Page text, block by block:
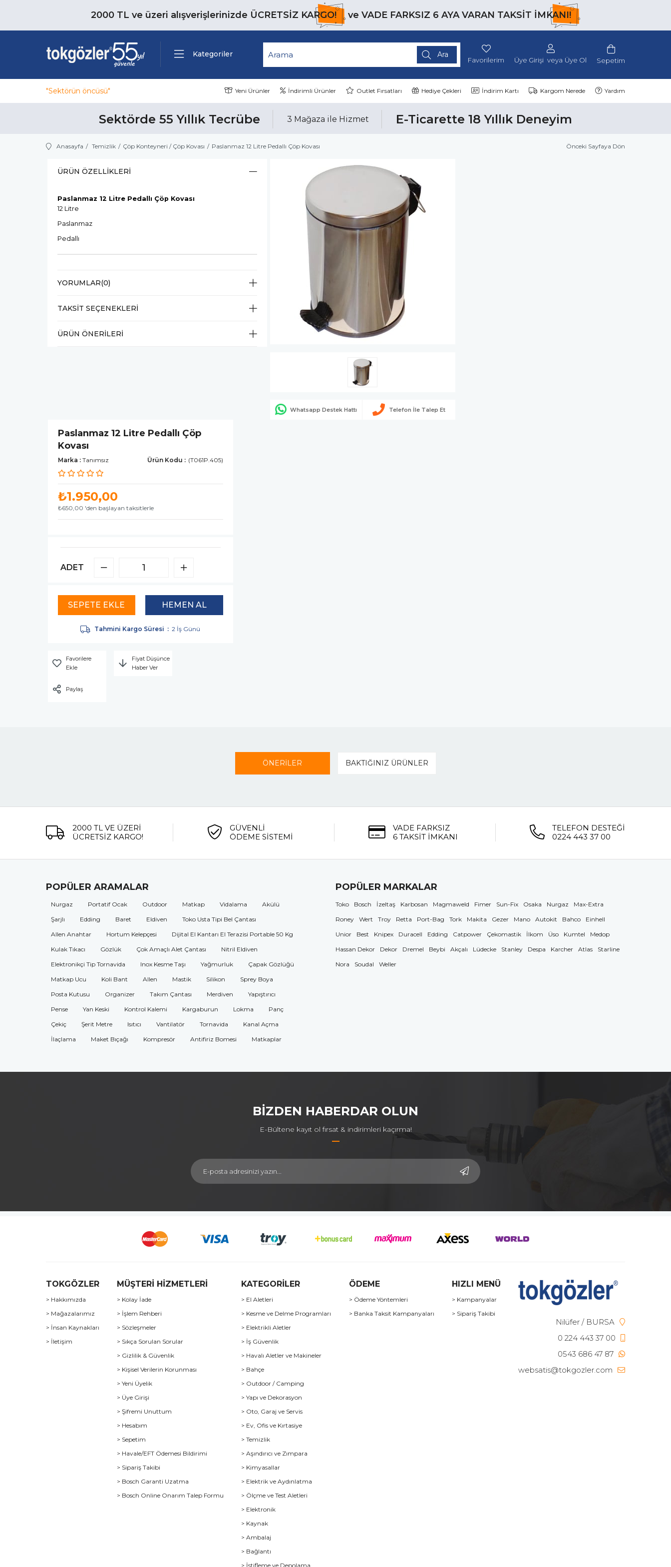
2000 TL ve üzeri alışverişlerinizde ÜCRETSİZ KARGO! ve VADE FARKSIZ 6 AYA VARAN TAKSİT İMKANI!
Kategoriler
Sepetim
Üye Girişi Üye Ol
Favorilerim
"Sektörün öncüsü" Yeni Ürünler İndirimli Ürünler Outlet Fırsatları Hediye Çekleri İndirim Kartı Kargom Nerede Yardım
Sektörde 55 Yıllık Tecrübe 3 Mağaza ile Hizmet E-Ticarette 18 Yıllık Deneyim
Anasayfa Temizlik Çöp Konteyneri / Çöp Kovası Paslanmaz 12 Litre Pedallı Çöp Kovası Önceki Sayfaya Dön
ÜRÜN ÖZELLIKLERI
Paslanmaz 12 Litre Pedallı Çöp Kovası
12 Litre
Paslanmaz
Pedallı
YORUMLAR(0)
TAKSIT SEÇENEKLERI
ÜRÜN ÖNERILERI
Whatsapp Destek Hattı Telefon İle Talep Et
Paslanmaz 12 Litre Pedallı Çöp
Kovası
Marka : Tanımsız (T061P.405)
₺1.950,00
₺650,00 'den başlayan taksitlerle
ADET
Tahmini Kargo Süresi : 2 İş Günü
Favorilere
Ekle
Fiyat Düşünce
Haber Ver
Paylaş
ÖNERİLER BAKTIĞINIZ ÜRÜNLER
2000 TL VE ÜZERİ
ÜCRETSİZ KARGO!
GÜVENLİ
ÖDEME SİSTEMİ
VADE FARKSIZ
6 TAKSİT İMKANI
TELEFON DESTEĞİ
0224 443 37 00
POPÜLER ARAMALAR
Nurgaz Portatif Ocak Outdoor Matkap Vidalama
Akülü
Şarjlı
Edding Baret Eldiven
Toko Usta Tipi Bel Çantası
Allen Anahtar
Hortum Kelepçesi
Dijital El Kantarı El Terazisi Portable 50 Kg
Kulak Tıkacı
Gözlük Çok Amaçlı Alet Çantası
Nitril Eldiven
Elektronikçi Tip Tornavida
Inox Kesme Taşı Yağmurluk
Çapak Gözlüğü
Matkap Ucu
Koli Bant Allen Mastik Silikon
Sprey Boya
Posta Kutusu
Organizer Takım Çantası Merdiven
Yapıştırıcı
Pense
Yan Keski Kontrol Kalemi Kargaburun Lokma
Panç
Çekiç
Şerit Metre Isıtıcı Vantilatör Tornavida
Kanal Açma
İlaçlama
Maket Bıçağı Kompresör Antifiriz Bomesi Matkaplar
POPÜLER MARKALAR
Toko Bosch İzeltaş Karbosan Magmaweld Fimer Sun-Fix Osaka Nurgaz
Max-Extra
Roney
Wert Troy Retta Port-Bag Tork Makita Gezer Mano Autokit Bahco
Einhell
Unior
Best Knipex Duracell Edding Catpower Çekomastik İlkom Üso Kumtel
Medop
Hassan Dekor
Dekor Dremel Beybi Akçalı Lüdecke Stanley Despa Karcher Atlas
Starline
Nora
Soudal Weller
BİZDEN HABERDAR OLUN
E-Bültene kayıt ol fırsat & indirimleri kaçırma!
TOKGÖZLER
> Hakkımızda
> Mağazalarımız
> İnsan Kaynakları
> İletişim
MÜŞTERİ HİZMETLERİ
> Kolay İade
> İşlem Rehberi
> Sözleşmeler
> Sıkça Sorulan Sorular
> Gizlilik & Güvenlik
> Kişisel Verilerin Korunması
> Yeni Üyelik
> Üye Girişi
> Şifremi Unuttum
> Hesabım
> Sepetim
> Havale/EFT Ödemesi Bildirimi
> Sipariş Takibi
> Bosch Garanti Uzatma
> Bosch Online Onarım Talep Formu
KATEGORİLER
> El Aletleri
> Kesme ve Delme Programları
> Elektrikli Aletler
> İş Güvenlik
> Havalı Aletler ve Makineler
> Bahçe
> Outdoor / Camping
> Yapı ve Dekorasyon
> Oto, Garaj ve Servis
> Ev, Ofis ve Kırtasiye
> Temizlik
> Aşındırıcı ve Zımpara
> Kimyasallar
> Elektrik ve Aydınlatma
> Ölçme ve Test Aletleri
> Elektronik
> Kaynak
> Ambalaj
> Bağlantı
> İstifleme ve Depolama
ÖDEME
> Ödeme Yöntemleri
> Banka Taksit Kampanyaları
HIZLI MENÜ
> Kampanyalar
> Sipariş Takibi
Nilüfer / BURSA
0 224 443 37 00
0543 686 47 87
websatis@tokgozler.com